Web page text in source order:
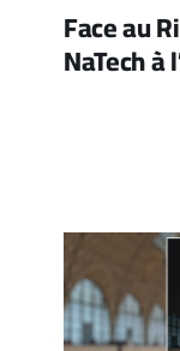
Face au
NaTech à